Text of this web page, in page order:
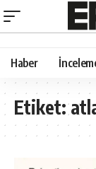
Haber
Etiket: